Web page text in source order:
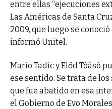
entre ellas “ejecuciones
Las Américas de Santa
2009, que luego se
informó Unitel.
Mario Tadic y Előd Tóásó
ese sentido. Se trata de
que fue abatido en esa
el Gobierno de Evo